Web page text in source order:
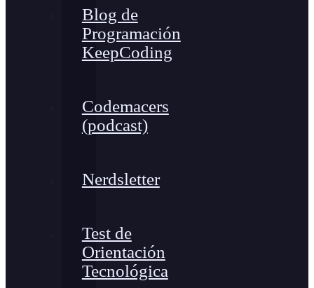
Blog de
Programación
KeepCoding
Codemacers
(podcast)
Nerdsletter
Test de
Orientación
Tecnológica